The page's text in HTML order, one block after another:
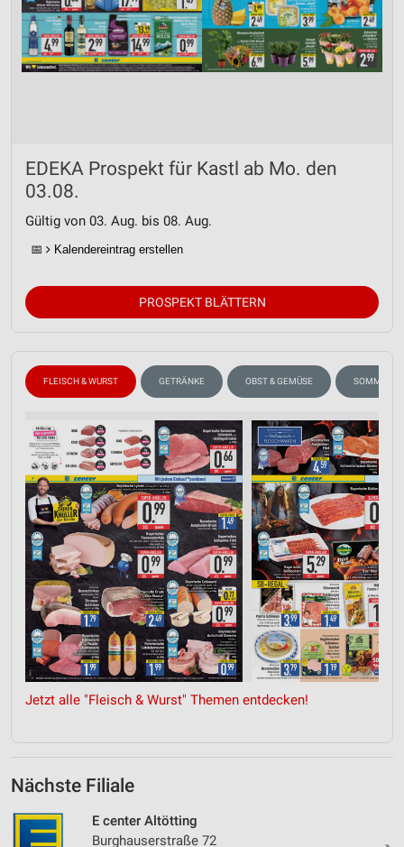
EDEKA Prospekt für Kastl ab Mo. den
03.08.
Gültig von 03. Aug. bis 08. Aug.
📅 Kalendereintrag erstellen
PROSPEKT BLÄTTERN
FLEISCH & WURST GETRÄNKE OBST & GEMÜSE SOMMER &
Jetzt alle "Fleisch & Wurst" Themen entdecken!
Nächste Filiale
E center Altötting
Burghauserstraße 72